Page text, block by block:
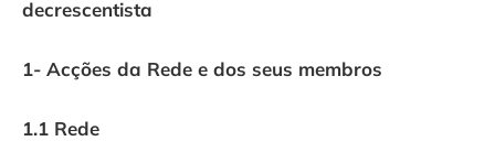
decrescentista
1- Acções da Rede e dos seus membros
1.1 Rede